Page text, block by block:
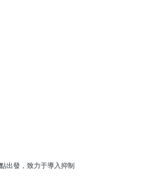
出發，致力于導入抑制